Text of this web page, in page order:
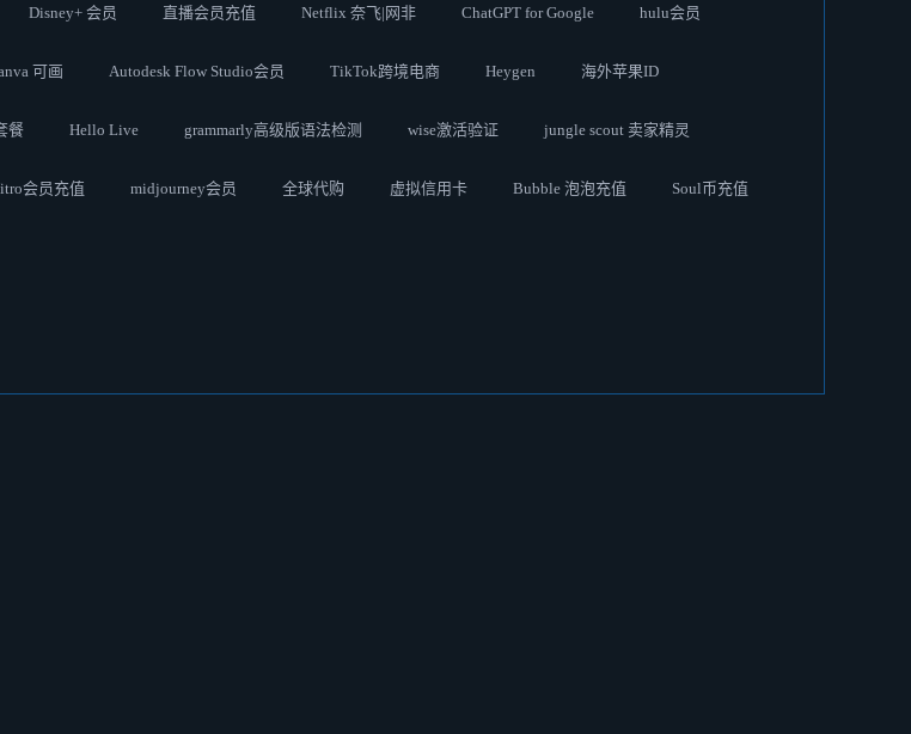
Disney+ 会员 直播会员充值 Netflix 奈飞|网非 ChatGPT for Google hulu会员
可画 Autodesk Flow Studio会员 TikTok跨境电商 Heygen 海外苹果ID
餐 Hello Live grammarly高级版语法检测 wise激活验证 jungle scout 卖家精灵
会员充值 midjourney会员 全球代购 虚拟信用卡 Bubble 泡泡充值 Soul币充值